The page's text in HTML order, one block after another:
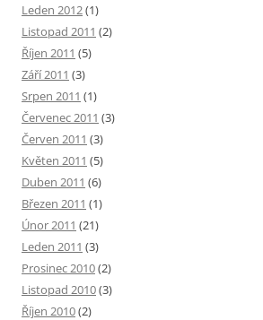
Leden 2012(1)
Listopad 2011 (2)
Říjen 2011 (5)
Září 2011 (3)
Srpen 2011 (1)
Červenec 2011 (3)
Červen 2011 (3)
Květen 2011 (5)
Duben 2011 (6)
Březen 2011 (1)
Únor 2011 (21)
Leden 2011 (3)
Prosinec 2010(2)
Listopad 2010(3)
Říjen 2010(2)